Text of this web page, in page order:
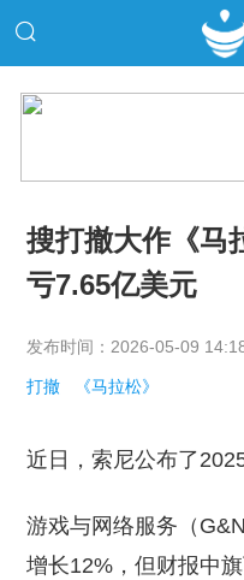
搜打撤大作《马
亏7.65亿美元
发布时间：2026-05-09
打撤 《马拉松》
近日，索尼公布了
游戏与网络服务（
增长12%，但财报中